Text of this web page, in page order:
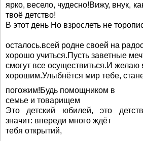
ярко, весело, чудесно!Вижу, внук,
твоё детство!
В этот день Но взрослеть не
осталось.всей родне своей на
хорошо учиться.Пусть заветные
смогут все осуществиться.И желаю
хорошим.Улыбнётся мир тебе,
погожим!Будь помощником в
семье и товарищем
Это детский юбилей, это
значит: впереди много ждёт
тебя открытий,